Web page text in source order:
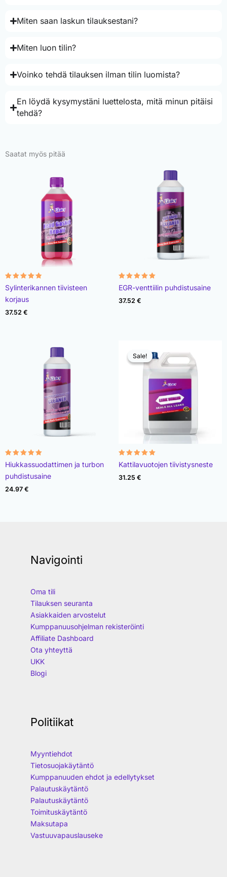
Miten saan laskun tilauksestani?
Miten luon tilin?
Voinko tehdä tilauksen ilman tilin luomista?
En löydä kysymystäni luettelosta, mitä minun pitäisi
tehdä?
Saatat myös pitää
Rated
4.78
out of 5
Sylinterikannen tiivisteen
korjaus
37.52 €
Rated
4.93
out of 5
EGR-venttiilin puhdistusaine
37.52 €
Rated
4.96
out of 5
Hiukkassuodattimen ja turbon
puhdistusaine
24.97 €
Sale!
Sale!
Rated
4.89
out of 5
Kattilavuotojen tiivistysneste
31.25 €
Navigointi
Oma tili
Tilauksen seuranta
Asiakkaiden arvostelut
Kumppanuusohjelman rekisteröinti
Affiliate Dashboard
Ota yhteyttä
UKK
Blogi
Politiikat
Myyntiehdot
Tietosuojakäytäntö
Kumppanuuden ehdot ja edellytykset
Palautuskäytäntö
Palautuskäytäntö
Toimituskäytäntö
Maksutapa
Vastuuvapauslauseke